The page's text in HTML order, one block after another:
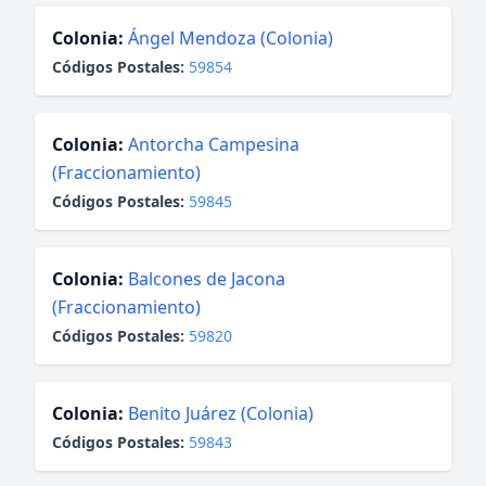
Colonia: Ángel Mendoza (Colonia)
Códigos Postales: 59854
Colonia: Antorcha Campesina
(Fraccionamiento)
Códigos Postales: 59845
Colonia: Balcones de Jacona
(Fraccionamiento)
Códigos Postales: 59820
Colonia: Benito Juárez (Colonia)
Códigos Postales: 59843